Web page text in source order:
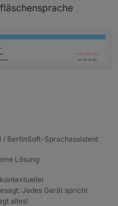
/ BertinSoft-Sprachassistent
Lösung
Jedes Gerät spricht
alles!